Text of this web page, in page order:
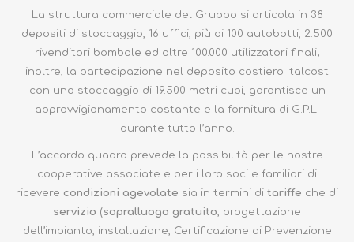
La struttura commerciale del Gruppo si articola in 38
depositi di stoccaggio, 16 uffici, più di 100 autobotti, 2.500
rivenditori bombole ed oltre 100.000 utilizzatori finali;
inoltre, la partecipazione nel deposito costiero Italcost
con uno stoccaggio di 19.500 metri cubi, garantisce un
approvvigionamento costante e la fornitura di G.P.L.
durante tutto l’anno.
L’accordo quadro prevede la possibilità per le nostre
cooperative associate e per i loro soci e familiari di
ricevere condizioni agevolate sia in termini di tariffe che di
servizio (sopralluogo gratuito , progettazione
dell’impianto, installazione, Certificazione di Prevenzione